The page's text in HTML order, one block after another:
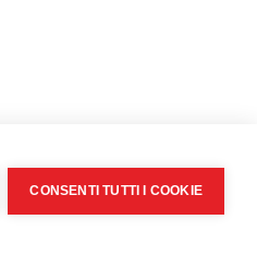
CONSENTI TUTTI I COOKIE